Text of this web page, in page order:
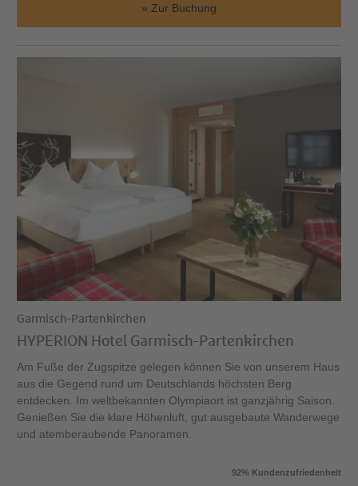
Zur Buchung
Garmisch-Partenkirchen
HYPERION Hotel Garmisch-Partenkirchen
Am Fuße der Zugspitze gelegen können Sie von unserem Haus
aus die Gegend rund um Deutschlands höchsten Berg
entdecken. Im weltbekannten Olympiaort ist ganzjährig Saison.
Genießen Sie die klare Höhenluft, gut ausgebaute Wanderwege
und atemberaubende Panoramen.
92% Kundenzufriedenheit